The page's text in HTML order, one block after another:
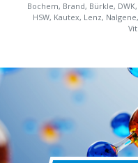
Bochem, Brand, Bürkle,
HSW, Kautex, Lenz,